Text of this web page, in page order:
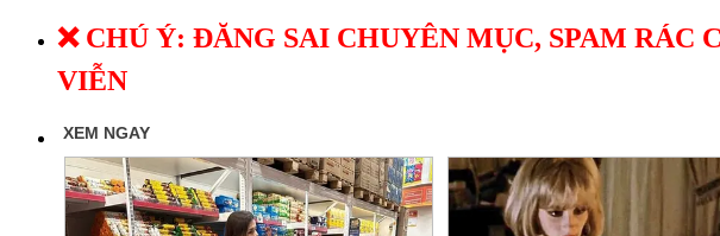
❌ CHÚ Ý: ĐĂNG SAI CHUYÊN MỤC, SPAM
VIỄN